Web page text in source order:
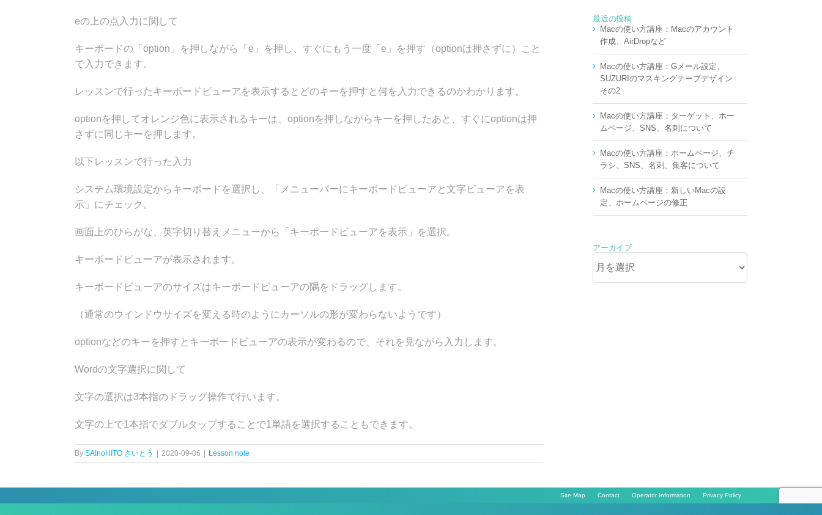
eの上の点入力に関して
キーボードの「option」を押しながら「e」を押し、すぐにもう一度「e」を押す（optionは押さずに）こと
で入力できます。
レッスンで行ったキーボードビューアを表示するとどのキーを押すと何を入力できるのかわかります。
optionを押してオレンジ色に表示されるキーは、optionを押しながらキーを押したあと、すぐにoptionは押
さずに同じキーを押します。
以下レッスンで行った入力
システム環境設定からキーボードを選択し、「メニューバーにキーボードビューアと文字ビューアを表
示」にチェック。
画面上のひらがな、英字切り替えメニューから「キーボードビューアを表示」を選択。
キーボードビューアが表示されます。
キーボードビューアのサイズはキーボードビューアの隅をドラッグします。
（通常のウインドウサイズを変える時のようにカーソルの形が変わらないようです）
optionなどのキーを押すとキーボードビューアの表示が変わるので、それを見ながら入力します。
Wordの文字選択に関して
文字の選択は3本指のドラッグ操作で行います。
文字の上で1本指でダブルタップすることで1単語を選択することもできます。
By SAInoHITO さいとう 2020-09-06 Lesson note
最近の投稿
Macの使い方講座：Macのアカウント
作成、AirDropなど
Macの使い方講座：Gメール設定、
SUZURIのマスキングテープデザイン
その2
Macの使い方講座：ターゲット、ホー
ムページ、SNS、名刺について
Macの使い方講座：ホームページ、チ
ラシ、SNS、名刺、集客について
Macの使い方講座：新しいMacの設
定、ホームページの修正
アーカイブ
ー
カ
Site Map Contact Operator Information Privacy Policy